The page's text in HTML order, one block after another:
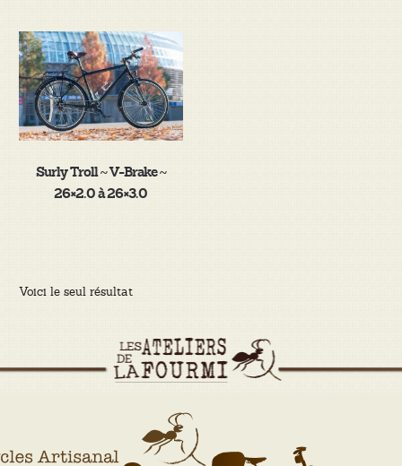
Surly Troll ~ V-Brake ~
26×2.0 à 26×3.0
Voici le seul résultat